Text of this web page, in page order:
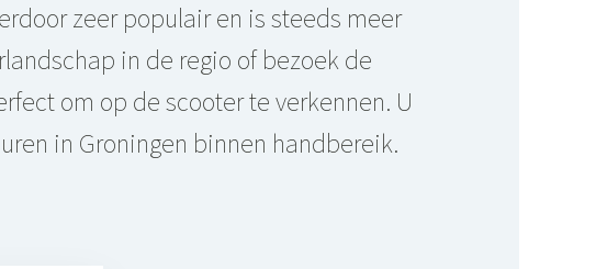
zeer populair en is steeds meer
in de regio of bezoek de
om op de scooter te verkennen. U
in Groningen binnen handbereik.